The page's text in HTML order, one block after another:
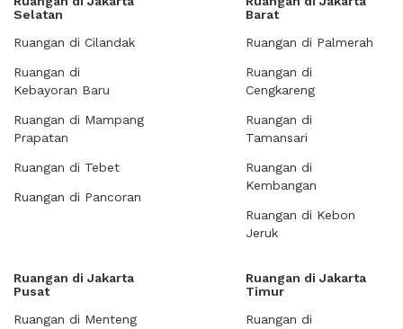
Selatan
Ruangan di Cilandak
Ruangan di
Kebayoran Baru
Ruangan di Mampang
Prapatan
Ruangan di Tebet
Ruangan di Pancoran
Barat
Ruangan di Palmerah
Ruangan di
Cengkareng
Ruangan di
Tamansari
Ruangan di
Kembangan
Ruangan di Kebon
Jeruk
Ruangan di Jakarta
Pusat
Ruangan di Menteng
Ruangan di Jakarta
Timur
Ruangan di